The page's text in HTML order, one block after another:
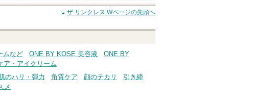
ショッピングサイト
へ
ザ リンクレス Wページの先頭へ
ムなど ONE BY KOSE 美容液
ONE BY
ア・アイクリーム
のハリ・弾力 角質ケア 顔のテカリ
引き締
メ